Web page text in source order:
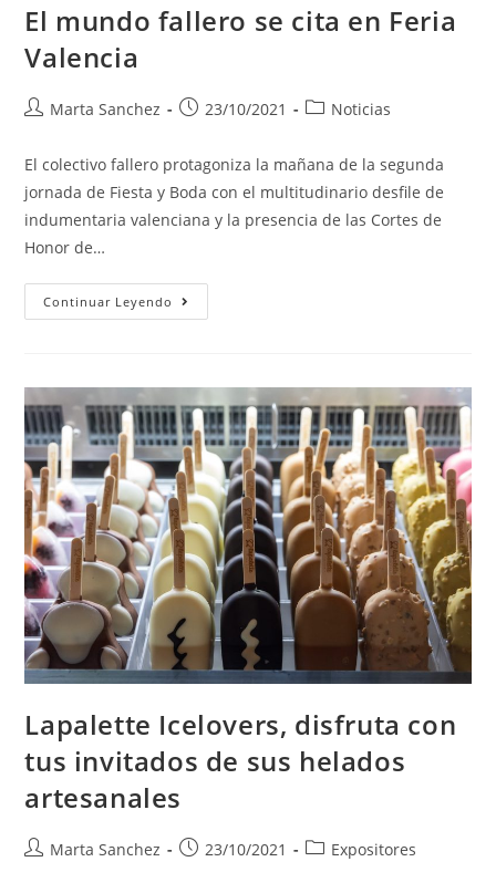
El mundo fallero se cita en Feria
Valencia
Marta Sanchez 23/10/2021 Noticias
El colectivo fallero protagoniza la mañana de la segunda
jornada de Fiesta y Boda con el multitudinario desfile de
indumentaria valenciana y la presencia de las Cortes de
Honor de…
Continuar Leyendo
Lapalette Icelovers, disfruta con
tus invitados de sus helados
artesanales
Marta Sanchez 23/10/2021 Expositores